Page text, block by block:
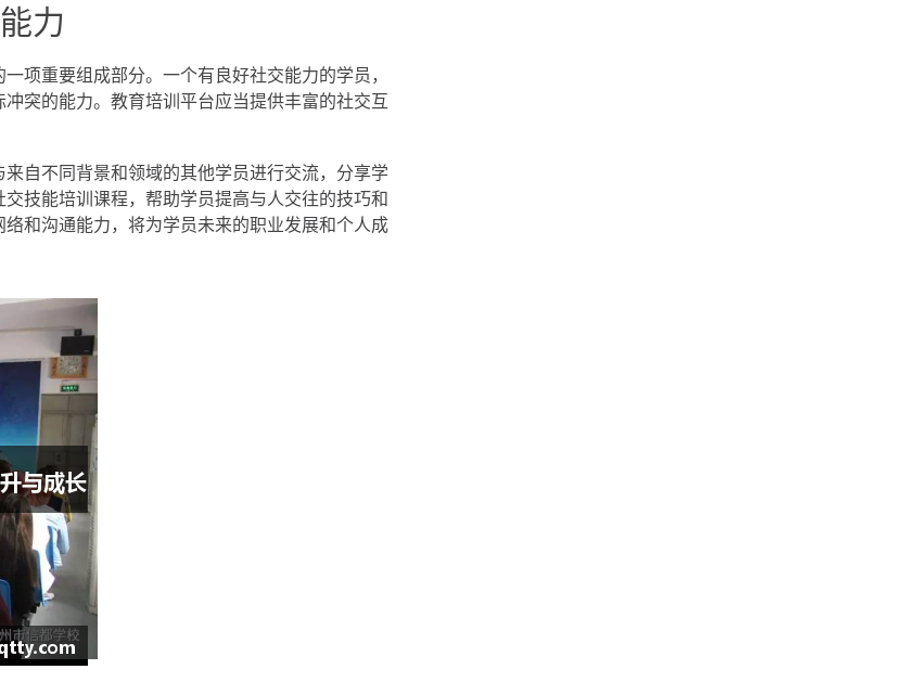
力
项重要组成部分。一个有良好社交能力的学员，
突的能力。教育培训平台应当提供丰富的社交互
自不同背景和领域的其他学员进行交流，分享学
技能培训课程，帮助学员提高与人交往的技巧和
和沟通能力，将为学员未来的职业发展和个人成